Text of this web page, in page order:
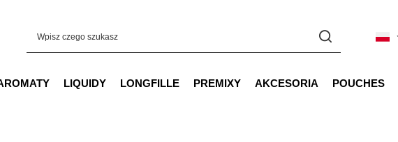
LIQUIDY LONGFILLE PREMIXY AKCESORIA POUCHES